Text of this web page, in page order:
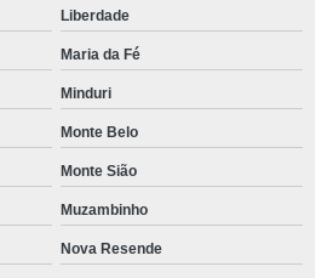
Liberdade
Maria da Fé
Minduri
Monte Belo
Monte Sião
Muzambinho
Nova Resende